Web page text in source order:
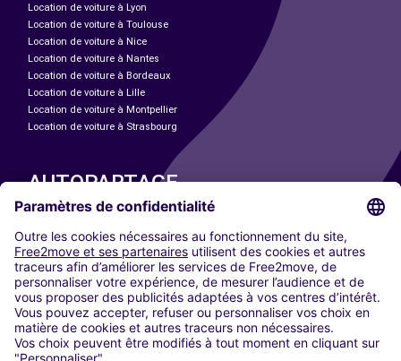
Location de voiture à Lyon
Location de voiture à Toulouse
Location de voiture à Nice
Location de voiture à Nantes
Location de voiture à Bordeaux
Location de voiture à Lille
Location de voiture à Montpellier
Location de voiture à Strasbourg
AUTOPARTAGE
Paris
Madrid
Washington DC
Milan
Rome
Turin
Vienne
Berlin